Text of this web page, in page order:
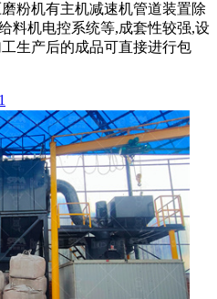
粉机有主机减速机管道装置除
料机电控系统等,成套性较强,设
生产后的成品可直接进行包